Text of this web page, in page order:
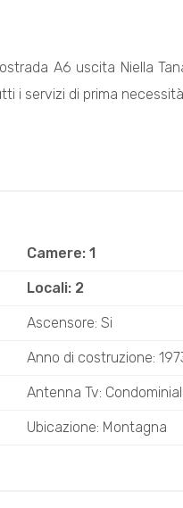
A6 uscita Niella
i servizi di prima
Camere: 1
Locali: 2
Ascensore: Si
Anno di costruzione:
Antenna Tv:
Ubicazione: Montagna